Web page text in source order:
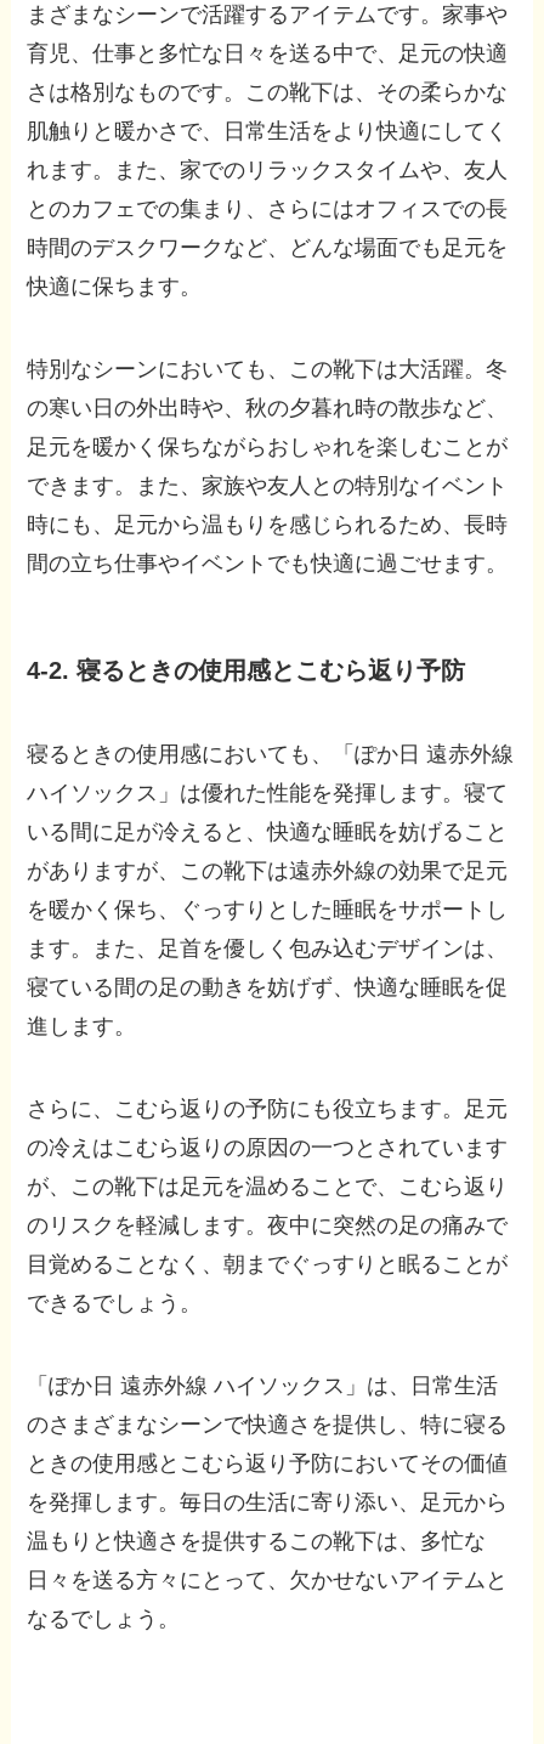
まざまなシーンで活躍するアイテムです。家事や
育児、仕事と多忙な日々を送る中で、足元の快適
さは格別なものです。この靴下は、その柔らかな
肌触りと暖かさで、日常生活をより快適にしてく
れます。また、家でのリラックスタイムや、友人
とのカフェでの集まり、さらにはオフィスでの長
時間のデスクワークなど、どんな場面でも足元を
快適に保ちます。
特別なシーンにおいても、この靴下は大活躍。冬
の寒い日の外出時や、秋の夕暮れ時の散歩など、
足元を暖かく保ちながらおしゃれを楽しむことが
できます。また、家族や友人との特別なイベント
時にも、足元から温もりを感じられるため、長時
間の立ち仕事やイベントでも快適に過ごせます。
4-2. 寝るときの使用感とこむら返り予防
寝るときの使用感においても、「ぽか日 遠赤外線
ハイソックス」は優れた性能を発揮します。寝て
いる間に足が冷えると、快適な睡眠を妨げること
がありますが、この靴下は遠赤外線の効果で足元
を暖かく保ち、ぐっすりとした睡眠をサポートし
ます。また、足首を優しく包み込むデザインは、
寝ている間の足の動きを妨げず、快適な睡眠を促
進します。
さらに、こむら返りの予防にも役立ちます。足元
の冷えはこむら返りの原因の一つとされています
が、この靴下は足元を温めることで、こむら返り
のリスクを軽減します。夜中に突然の足の痛みで
目覚めることなく、朝までぐっすりと眠ることが
できるでしょう。
「ぽか日 遠赤外線 ハイソックス」は、日常生活
のさまざまなシーンで快適さを提供し、特に寝る
ときの使用感とこむら返り予防においてその価値
を発揮します。毎日の生活に寄り添い、足元から
温もりと快適さを提供するこの靴下は、多忙な
日々を送る方々にとって、欠かせないアイテムと
なるでしょう。